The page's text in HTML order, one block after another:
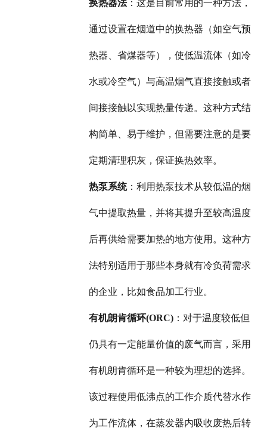
换热器法：这是目前常用的一种方法，
通过设置在烟道中的换热器（如空气预
热器、省煤器等），使低温流体（如冷
水或冷空气）与高温烟气直接接触或者
间接接触以实现热量传递。这种方式结
构简单、易于维护，但需要注意的是要
定期清理积灰，保证换热效率。
热泵系统：利用热泵技术从较低温的烟
气中提取热量，并将其提升至较高温度
后再供给需要加热的地方使用。这种方
法特别适用于那些本身就有冷负荷需求
的企业，比如食品加工行业。
有机朗肯循环(ORC) ：对于温度较低但
仍具有一定能量价值的废气而言，采用
有机朗肯循环是一种较为理想的选择。
该过程使用低沸点的工作介质代替水作
为工作流体，在蒸发器内吸收废热后转